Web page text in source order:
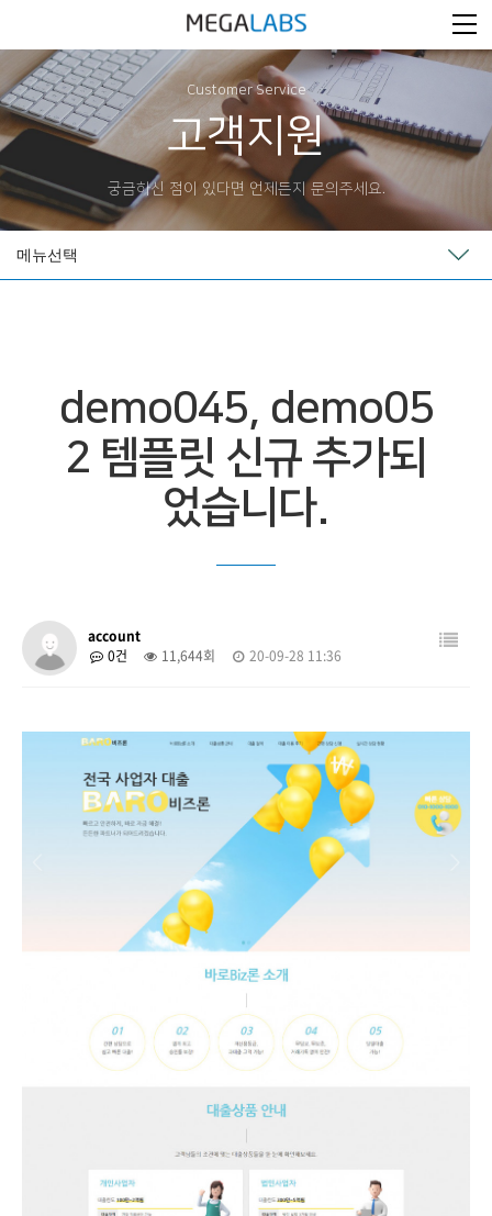
Customer Service
고객지원
궁금하신 점이 있다면 언제든지 문의주세요.
메뉴선택
demo045, demo05
2 템플릿 신규 추가되
었습니다.
account
0건
11,644회 20-09-28 11:36